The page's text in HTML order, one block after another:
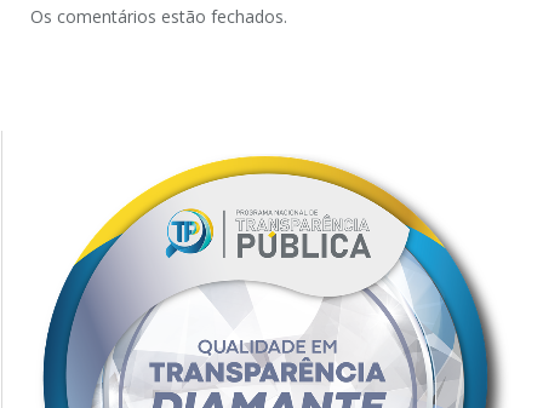
Os comentários estão fechados.